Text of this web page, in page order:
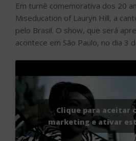
Em turnê comemorativa dos 20
Miseducation of Lauryn Hill, a
pelo Brasil. O show, que será
acontece em São Paulo, no dia 3
Clique para aceitar
marketing e ativar